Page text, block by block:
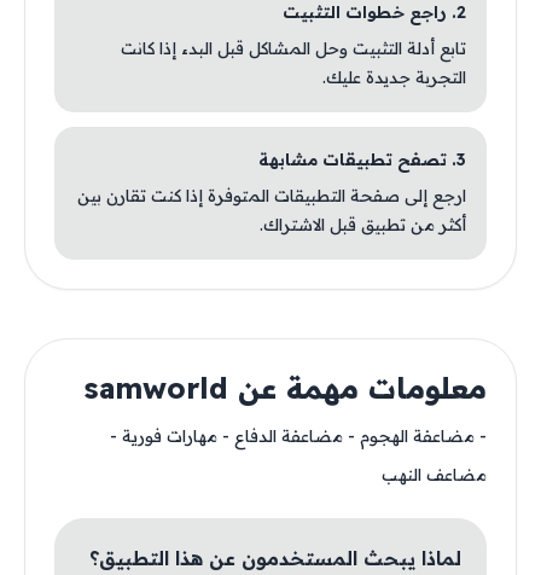
2. راجع خطوات التثبيت
تابع أدلة التثبيت وحل المشاكل قبل البدء إذا كانت
التجربة جديدة عليك.
3. تصفح تطبيقات مشابهة
ارجع إلى صفحة التطبيقات المتوفرة إذا كنت تقارن بين
أكثر من تطبيق قبل الاشتراك.
معلومات مهمة عن samworld
- مضاعفة الهجوم - مضاعفة الدفاع - مهارات فورية -
مضاعف النهب
لماذا يبحث المستخدمون عن هذا التطبيق؟